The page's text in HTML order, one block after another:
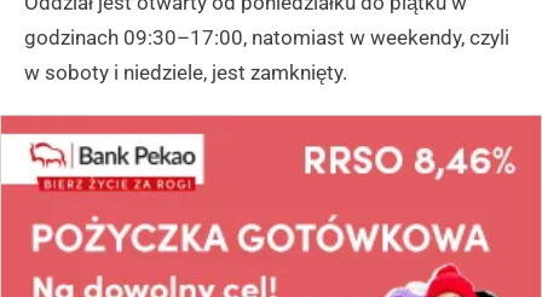
godzinach 09:30–17:00, natomiast w weekendy, czyli
w soboty i niedziele, jest zamknięty.